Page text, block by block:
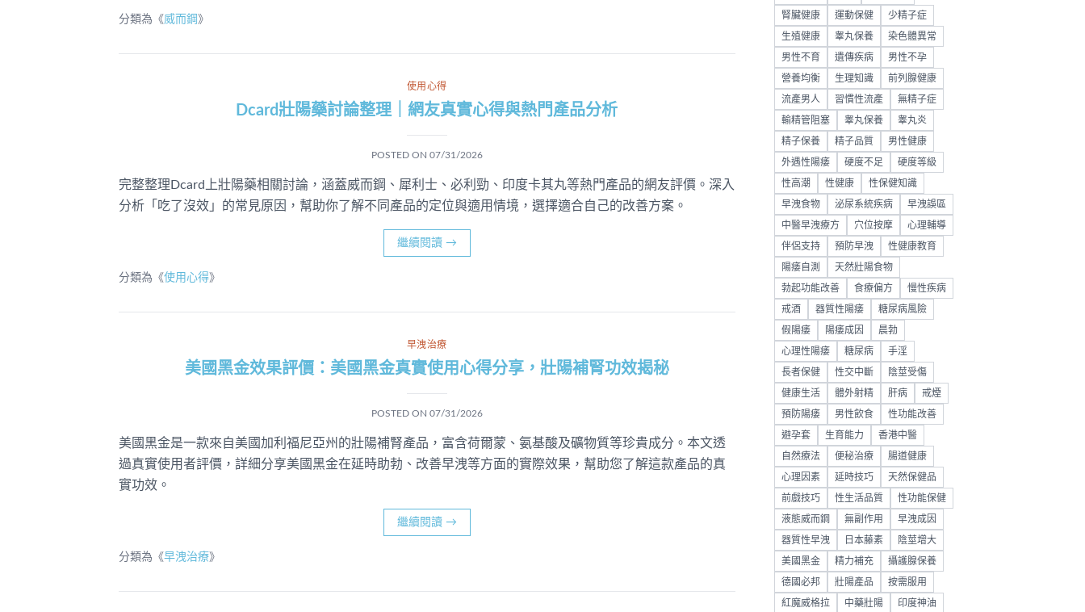
分類為《威而鋼 》
使用心得
Dcard壯陽藥討論整理｜網友真實心得與熱門產品分析
POSTED ON 07/31/2026
完整整理Dcard上壯陽藥相關討論，涵蓋威而鋼、犀利士、必利勁、印度卡其丸等熱門產品的網友評價。深入
分析「吃了沒效」的常見原因，幫助你了解不同產品的定位與適用情境，選擇適合自己的改善方案。
繼續閱讀 →
分類為《使用心得》
早洩治療
美國黑金效果評價：美國黑金真實使用心得分享，壯陽補腎功效揭秘
POSTED ON 07/31/2026
美國黑金是一款來自美國加利福尼亞州的壯陽補腎產品，富含荷爾蒙、氨基酸及礦物質等珍貴成分。本文透
過真實使用者評價，詳細分享美國黑金在延時助勃、改善早洩等方面的實際效果，幫助您了解這款產品的真
實功效。
繼續閱讀 →
分類為《早洩治療》
腎臟健康 運動保健 少精子症
生殖健康 睾丸保養 染色體異常
男性不育 遺傳疾病 男性不孕
營養均衡 生理知識 前列腺健康
流產男人 習慣性流產 無精子症
輸精管阻塞 睾丸保養 睾丸炎
精子保養 精子品質 男性健康
外遇性陽痿 硬度不足 硬度等級
性高潮 性健康 性保健知識
早洩食物 泌尿系統疾病 早洩誤區
中醫早洩療方 穴位按摩 心理輔導
伴侶支持 預防早洩 性健康教育
陽痿自測 天然壯陽食物
勃起功能改善 食療偏方 慢性疾病
戒酒 器質性陽痿 糖尿病風險
假陽痿 陽痿成因 晨勃
心理性陽痿 糖尿病 手淫
長者保健 性交中斷 陰莖受傷
健康生活 體外射精 肝病 戒煙
預防陽痿 男性飲食 性功能改善
避孕套 生育能力 香港中醫
自然療法 便秘治療 腸道健康
心理因素 延時技巧 天然保健品
前戲技巧 性生活品質 性功能保健
液態威而鋼 無副作用 早洩成因
器質性早洩 日本藤素 陰莖增大
美國黑金 精力補充 攝護腺保養
德國必邦 壯陽產品 按需服用
紅魔威格拉 中藥壯陽 印度神油